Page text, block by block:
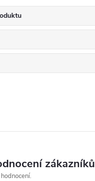
zákazníků